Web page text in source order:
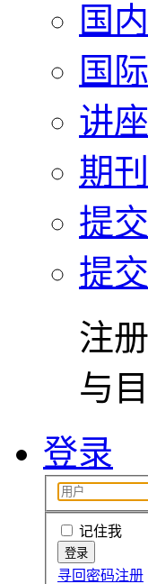
国
国
讲
期
提
提
注
与
登录
记住我
寻回密码注册